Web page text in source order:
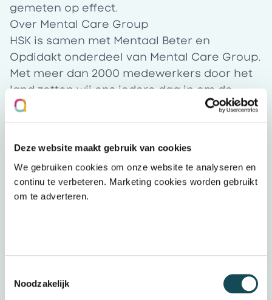
Deze website maakt gebruik van cookies
We gebruiken cookies om onze website te analyseren en
continu te verbeteren. Marketing cookies worden gebruikt
om te adverteren.
Noodzakelijk
gemeten op effect.
Over Mental Care Group
HSK is samen met Mentaal Beter en
Opdidakt onderdeel van Mental Care Group.
Met meer dan 2000 medewerkers door het
land zetten wij ons iedere dag in om de
beste zorg te bieden aan onze cliënten, van
jong tot oud en van Groningen tot
mentaal gezond, vitaal en veerkrachtig
Nederland. Meer weten over Mental Care
Group? Je leest hethier.
collega die het leuk vindt om te zoeken naar